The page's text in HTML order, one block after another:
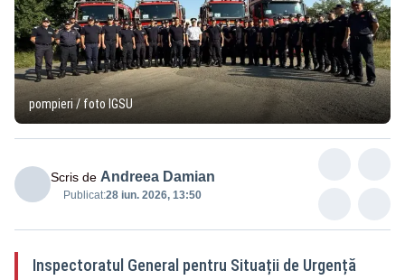
pompieri / foto IGSU
Scris de Andreea Damian
Publicat:28 iun. 2026, 13:50
Inspectoratul General pentru Situații de Urgență